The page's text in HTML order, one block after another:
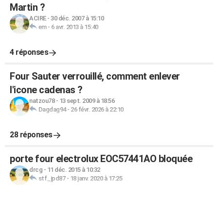
Martin ?
ACIRE- 30 déc. 2007 à 15:10
em- 6 avr. 2013 à 15:40
4 réponses
Four Sauter verrouillé, comment enlever
l'icone cadenas ?
natzou78- 13 sept. 2009 à 18:56
Dagdag94- 26 févr. 2026 à 22:10
28 réponses
porte four electrolux EOC57441AO bloquée
drcg - 11 déc. 2015 à 10:32
stf_jpd87- 18 janv. 2020 à 17:25